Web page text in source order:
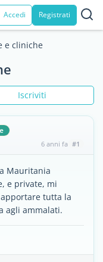
Accedi Registrati
e cliniche
Iscriviti
6 anni fa #1
Mauritania
e private, mi
tutta la
agli ammalati.